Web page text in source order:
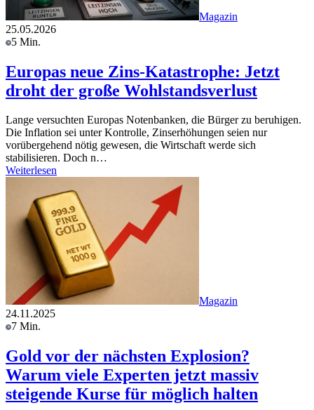
Magazin
25.05.2026
5 Min.
Europas neue Zins-Katastrophe: Jetzt
droht der große Wohlstandsverlust
Lange versuchten Europas Notenbanken, die Bürger zu beruhigen.
Die Inflation sei unter Kontrolle, Zinserhöhungen seien nur
vorübergehend nötig gewesen, die Wirtschaft werde sich
stabilisieren. Doch n…
Weiterlesen
Magazin
24.11.2025
7 Min.
Gold vor der nächsten Explosion?
Warum viele Experten jetzt massiv
steigende Kurse für möglich halten